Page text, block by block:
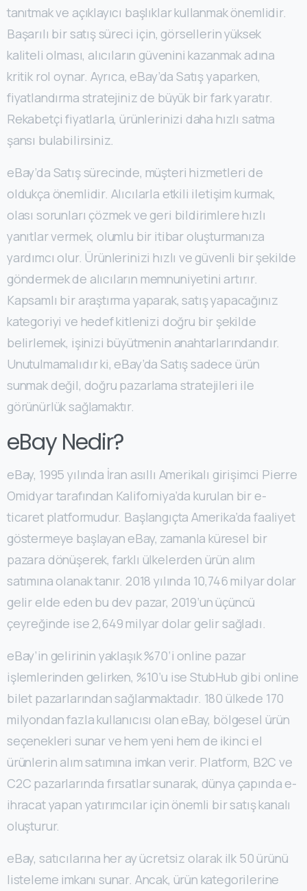
tanıtmak ve açıklayıcı başlıklar kullanmak önemlidir.
Başarılı bir satış süreci için, görsellerin yüksek
kaliteli olması, alıcıların güvenini kazanmak adına
kritik rol oynar. Ayrıca, eBay’da Satış yaparken,
fiyatlandırma stratejiniz de büyük bir fark yaratır.
Rekabetçi fiyatlarla, ürünlerinizi daha hızlı satma
şansı bulabilirsiniz.
eBay’da Satış sürecinde, müşteri hizmetleri de
oldukça önemlidir. Alıcılarla etkili iletişim kurmak,
olası sorunları çözmek ve geri bildirimlere hızlı
yanıtlar vermek, olumlu bir itibar oluşturmanıza
yardımcı olur. Ürünlerinizi hızlı ve güvenli bir şekilde
göndermek de alıcıların memnuniyetini artırır.
Kapsamlı bir araştırma yaparak, satış yapacağınız
kategoriyi ve hedef kitlenizi doğru bir şekilde
belirlemek, işinizi büyütmenin anahtarlarındandır.
Unutulmamalıdır ki, eBay’da Satış sadece ürün
sunmak değil, doğru pazarlama stratejileri ile
görünürlük sağlamaktır.
eBay Nedir?
eBay, 1995 yılında İran asıllı Amerikalı girişimci Pierre
Omidyar tarafından Kaliforniya’da kurulan bir e-
ticaret platformudur. Başlangıçta Amerika’da faaliyet
göstermeye başlayan eBay, zamanla küresel bir
pazara dönüşerek, farklı ülkelerden ürün alım
satımına olanak tanır. 2018 yılında 10,746 milyar dolar
gelir elde eden bu dev pazar, 2019’un üçüncü
çeyreğinde ise 2,649 milyar dolar gelir sağladı.
eBay’in gelirinin yaklaşık %70’i online pazar
işlemlerinden gelirken, %10’u ise StubHub gibi online
bilet pazarlarından sağlanmaktadır. 180 ülkede 170
milyondan fazla kullanıcısı olan eBay, bölgesel ürün
seçenekleri sunar ve hem yeni hem de ikinci el
ürünlerin alım satımına imkan verir. Platform, B2C ve
C2C pazarlarında fırsatlar sunarak, dünya çapında e-
ihracat yapan yatırımcılar için önemli bir satış kanalı
oluşturur.
eBay, satıcılarına her ay ücretsiz olarak ilk 50 ürünü
listeleme imkanı sunar. Ancak, ürün kategorilerine